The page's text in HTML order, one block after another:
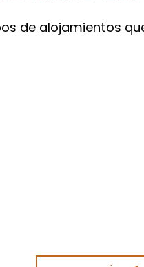
de alojamientos